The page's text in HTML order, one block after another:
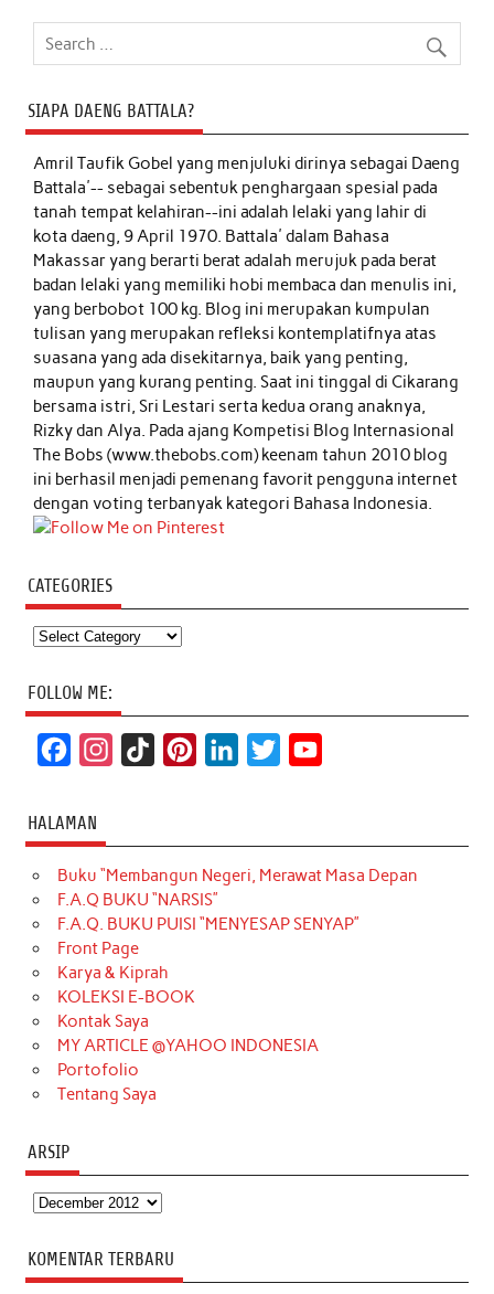
SIAPA DAENG BATTALA?
Amril Taufik Gobelyang menjuluki dirinya sebagai Daeng
Battala'-- sebagai sebentuk penghargaan spesial pada
tanah tempat kelahiran--ini adalah lelaki yang lahir di
kota daeng, 9 April 1970. Battala' dalam Bahasa
Makassar yang berarti berat adalah merujuk pada berat
badan lelaki yang memiliki hobi membaca dan menulis ini,
yang berbobot 100 kg. Blog ini merupakan kumpulan
tulisan yang merupakan refleksi kontemplatifnya atas
suasana yang ada disekitarnya, baik yang penting,
maupun yang kurang penting. Saat ini tinggal di Cikarang
bersama istri, Sri Lestari serta kedua orang anaknya,
Rizky dan Alya. Pada ajang Kompetisi Blog Internasional
The Bobs (www.thebobs.com) keenam tahun 2010 blog
ini berhasil menjadi pemenang favorit pengguna internet
dengan voting terbanyak kategori Bahasa Indonesia.
CATEGORIES
Categories
FOLLOW ME:
c
e
b
o
o
k
t
a
g
r
a
m
T
o
k
t
e
r
k
e
d
t
t
e
T
u
b
HALAMAN
Buku “Membangun Negeri, Merawat Masa Depan
F.A.Q BUKU “NARSIS”
F.A.Q. BUKU PUISI “MENYESAP SENYAP”
Front Page
Karya & Kiprah
KOLEKSI E-BOOK
Kontak Saya
MY ARTICLE @YAHOO INDONESIA
Portofolio
Tentang Saya
ARSIP
Arsip
KOMENTAR TERBARU